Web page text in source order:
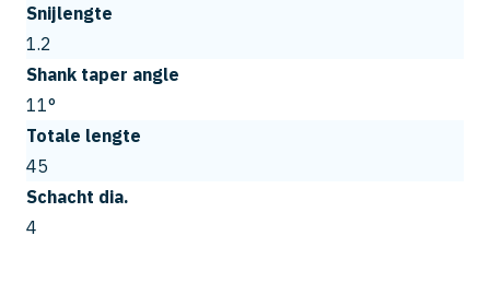
Snijlengte
1.2
Shank taper angle
11°
Totale lengte
45
Schacht dia.
4